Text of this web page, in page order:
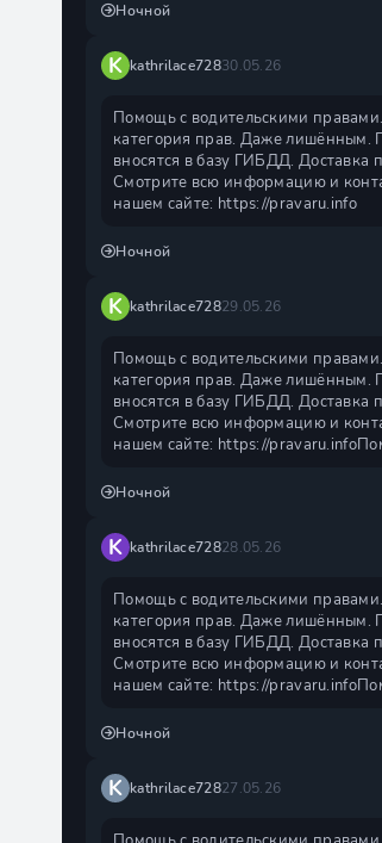
Ночной
K kathrilace72830.05.26
Помощь с водительскими
категория прав. Даже лишённым.
вносятся в базу ГИБДД. Доставка
Смотрите всю информацию и
нашем сайте: https://pravaru.info
Ночной
K kathrilace72829.05.26
Помощь с водительскими
категория прав. Даже лишённым.
вносятся в базу ГИБДД. Доставка
Смотрите всю информацию и
нашем сайте: https://
Ночной
K kathrilace72828.05.26
Помощь с водительскими
категория прав. Даже лишённым.
вносятся в базу ГИБДД. Доставка
Смотрите всю информацию и
нашем сайте: https://
Ночной
K kathrilace72827.05.26